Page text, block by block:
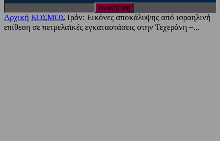
Αρχική ΚΟΣΜΟΣ Ιράν: Εικόνες αποκάλυψης από ισραηλινή
επίθεση σε πετρελαϊκές εγκαταστάσεις στην Τεχεράνη –...